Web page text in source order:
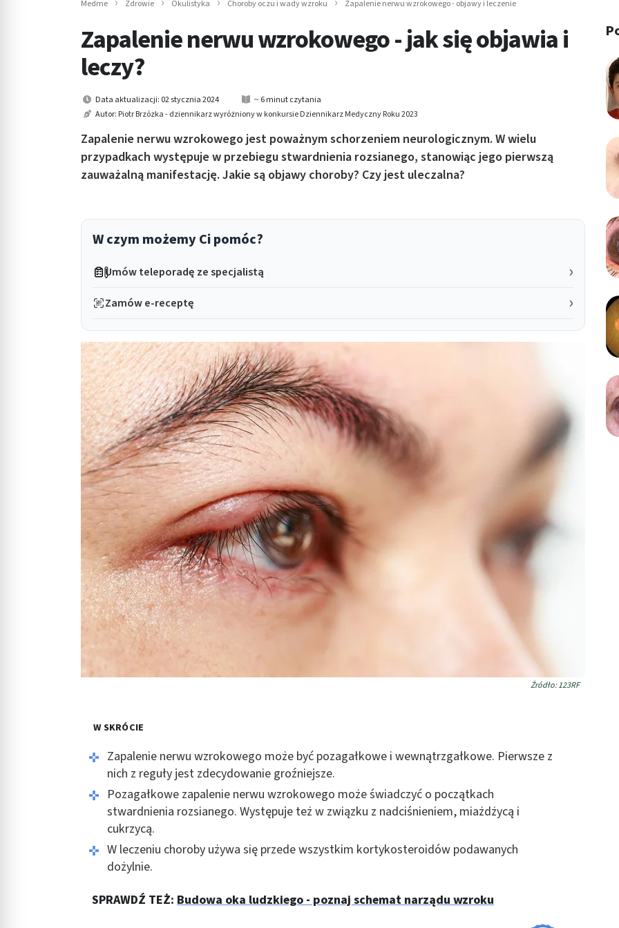
Medme Zdrowie Okulistyka Choroby oczu i wady wzroku Zapalenie nerwu wzrokowego - objawy i leczenie
Zapalenie nerwu wzrokowego - jak się objawia i
leczy?
Data aktualizacji: 02 stycznia 2024
~ 6 minut czytania
Autor: Piotr Brzózka - dziennikarz wyróżniony w konkursie Dziennikarz Medyczny Roku 2023
Zapalenie nerwu wzrokowego jest poważnym schorzeniem neurologicznym. W wielu
przypadkach występuje w przebiegu stwardnienia rozsianego, stanowiąc jego pierwszą
zauważalną manifestację. Jakie są objawy choroby? Czy jest uleczalna?
W czym możemy Ci pomóc?
Umów teleporadę ze specjalistą
Zamów e-receptę
Źródło: 123RF
W SKRÓCIE
Zapalenie nerwu wzrokowego może być pozagałkowe i wewnątrzgałkowe. Pierwsze z
nich z reguły jest zdecydowanie groźniejsze.
Pozagałkowe zapalenie nerwu wzrokowego może świadczyć o początkach
stwardnienia rozsianego. Występuje też w związku z nadciśnieniem, miażdżycą i
cukrzycą.
W leczeniu choroby używa się przede wszystkim kortykosteroidów podawanych
dożylnie.
SPRAWDŹ TEŻ: Budowa oka ludzkiego - poznaj schemat narządu wzroku